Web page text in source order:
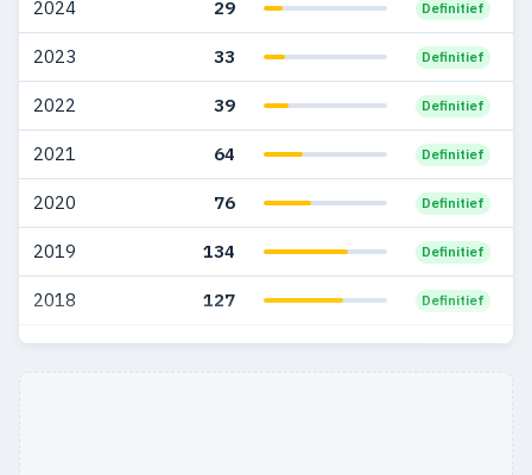
2006 163 67
2005 162 49
2004 180 80
2003 218 96
2002 256 129
2001 316 163
1999 60 56
2024 29 Definitief
2023 33 Definitief
2022 39 Definitief
2021 64 Definitief
2020 76 Definitief
2019 134 Definitief
2018 127 Definitief
2017 145